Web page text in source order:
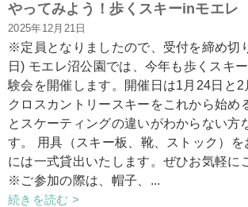
やってみよう！歩くスキーinモエレ
2025年12月21日
※定員となりましたので、受付を締め切
日) モエレ沼公園では、今年も歩くスキ
験会を開催します。開催日は1月24日と2
クロスカントリースキーをこれから始め
とスケーティングの違いがわからない方
す。 用具（スキー板、靴、ストック）
には一式貸出いたします。ぜひお気軽に
※ご参加の際は、帽子、...
続きを読む >